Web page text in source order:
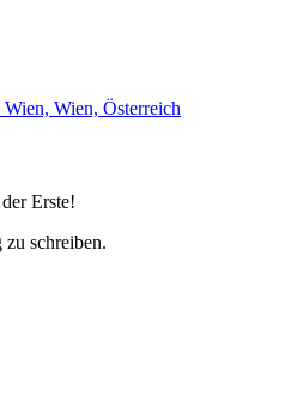
Wien, Wien, Österreich
Erste!
schreiben.